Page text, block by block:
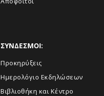
ΣΥΝΔΕΣΜΟΙ:
Προκηρύξεις
Ημερολόγιο Εκδηλώσεων
Βιβλιοθήκη και Κέντρο